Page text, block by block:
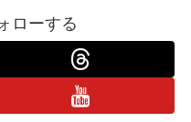
ローする